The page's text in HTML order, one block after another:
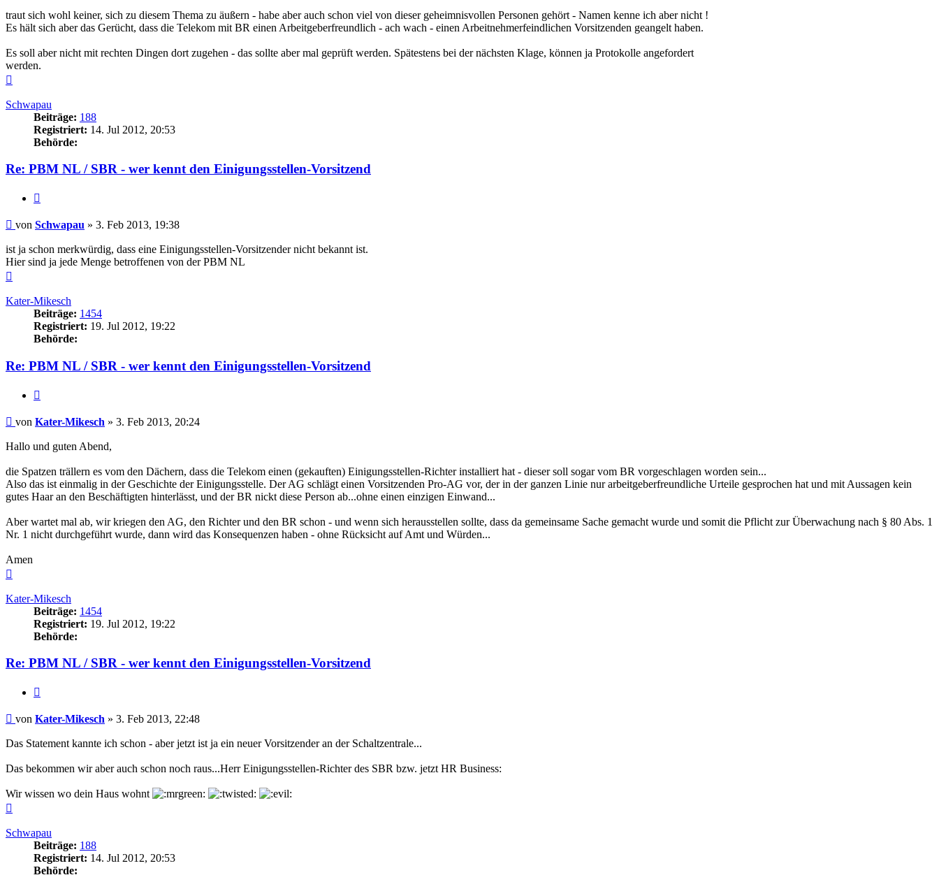
traut sich wohl keiner, sich zu diesem Thema zu äußern - habe aber auch schon viel von dieser geheimnisvollen Personen gehört - Namen kenne ich aber nicht !
Es hält sich aber das Gerücht, dass die Telekom mit BR einen Arbeitgeberfreundlich - ach wach - einen Arbeitnehmerfeindlichen Vorsitzenden geangelt haben.
Es soll aber nicht mit rechten Dingen dort zugehen - das sollte aber mal geprüft werden. Spätestens bei der nächsten Klage, können ja Protokolle angefordert
werden.
Schwapau
Beiträge: 188
Registriert: 14. Jul 2012, 20:53
Behörde:
Re: PBM NL / SBR - wer kennt den Einigungsstellen-Vorsitzend
Beitrag
von Schwapau » 3. Feb 2013, 19:38
ist ja schon merkwürdig, dass eine Einigungsstellen-Vorsitzender nicht bekannt ist.
Hier sind ja jede Menge betroffenen von der PBM NL
Kater-Mikesch
Beiträge: 1454
Registriert: 19. Jul 2012, 19:22
Behörde:
Re: PBM NL / SBR - wer kennt den Einigungsstellen-Vorsitzend
Beitrag
von Kater-Mikesch » 3. Feb 2013, 20:24
Hallo und guten Abend,
die Spatzen trällern es vom den Dächern, dass die Telekom einen (gekauften) Einigungsstellen-Richter installiert hat - dieser soll sogar vom BR vorgeschlagen worden sein...
Also das ist einmalig in der Geschichte der Einigungsstelle. Der AG schlägt einen Vorsitzenden Pro-AG vor, der in der ganzen Linie nur arbeitgeberfreundliche Urteile gesprochen hat und mit Aussagen kein
gutes Haar an den Beschäftigten hinterlässt, und der BR nickt diese Person ab...ohne einen einzigen Einwand...
Aber wartet mal ab, wir kriegen den AG, den Richter und den BR schon - und wenn sich herausstellen sollte, dass da gemeinsame Sache gemacht wurde und somit die Pflicht zur Überwachung nach § 80 Abs. 1
Nr. 1 nicht durchgeführt wurde, dann wird das Konsequenzen haben - ohne Rücksicht auf Amt und Würden...
Amen
Kater-Mikesch
Beiträge: 1454
Registriert: 19. Jul 2012, 19:22
Behörde:
Re: PBM NL / SBR - wer kennt den Einigungsstellen-Vorsitzend
Beitrag
von Kater-Mikesch » 3. Feb 2013, 22:48
Das Statement kannte ich schon - aber jetzt ist ja ein neuer Vorsitzender an der Schaltzentrale...
Das bekommen wir aber auch schon noch raus...Herr Einigungsstellen-Richter des SBR bzw. jetzt HR Business:
Wir wissen wo dein Haus wohnt
Schwapau
Beiträge: 188
Registriert: 14. Jul 2012, 20:53
Behörde: